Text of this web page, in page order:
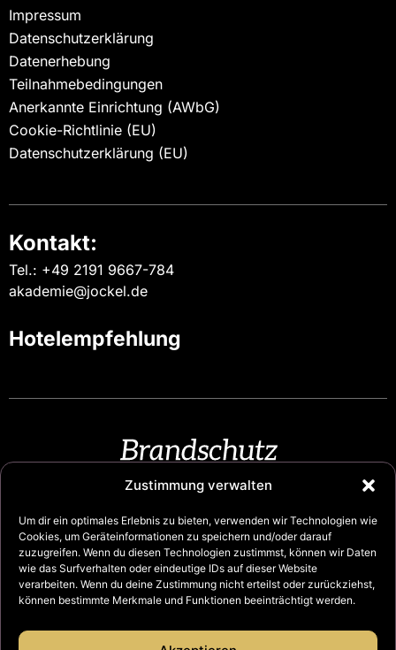
Zustimmung verwalten
Um dir ein optimales Erlebnis zu bieten, verwenden wir Technologien wie
Cookies, um Geräteinformationen zu speichern und/oder darauf
zuzugreifen. Wenn du diesen Technologien zustimmst, können wir Daten
wie das Surfverhalten oder eindeutige IDs auf dieser Website
verarbeiten. Wenn du deine Zustimmung nicht erteilst oder zurückziehst,
können bestimmte Merkmale und Funktionen beeinträchtigt werden.
Impressum
Datenschutzerklärung
Datenerhebung
Teilnahmebedingungen
Anerkannte Einrichtung (AWbG)
Cookie-Richtlinie (EU)
Datenschutzerklärung (EU)
Kontakt:
Tel.: +49 2191 9667-784
akademie@jockel.de
Hotelempfehlung
© Copyright 2025 Feuerschutz JOCKEL GmbH & Co. KG